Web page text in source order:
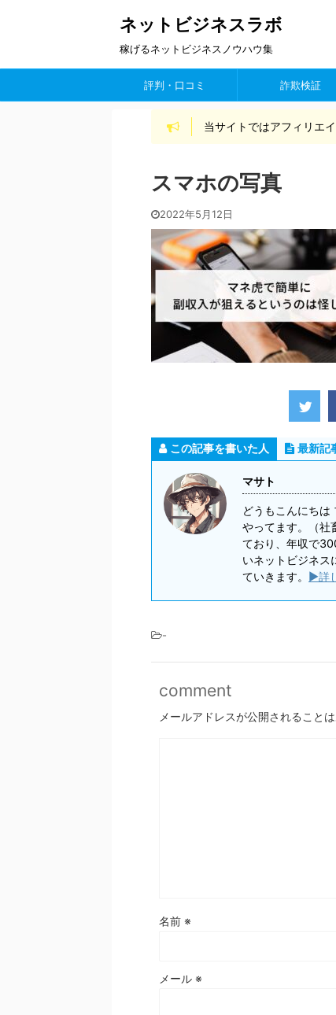
ネットビジネスラボ
稼げるネットビジネスノウハウ集
評判・口コミ 詐欺検証
当サイトではアフィリエ
スマホの写真
2022年5月12日
この記事を書いた人 最新記
マサト
どうもこんにち
やってます。（社
ており、年収で
いネットビジネス
ていきます。 ▶詳
-
comment
メールアドレスが公開されることは
名前 ※
メール ※